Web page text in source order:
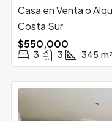
Casa en Venta o
Costa Sur
$550,000
3 3 345 m²